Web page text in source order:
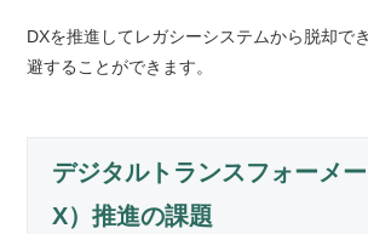
DXを推進してレガシーシステムから脱却で
避することができます。
デジタルトランスフォーメ
X）推進の課題